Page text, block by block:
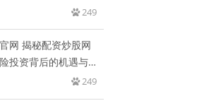
249
网 揭秘配资炒股网
投资背后的机遇与挑
249